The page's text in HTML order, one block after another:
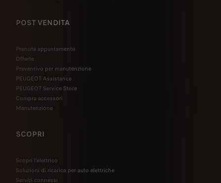
POST VENDITA
Prenota appuntamento
Offerte
Preventivo per manutenzione
PEUGEOT Assistance
PEUGEOT Service Store
Compra accessori
Manutenzione
SCOPRI
Scopri l’elettrico
Soluzioni di ricarica per auto elettriche
Servizi connessi